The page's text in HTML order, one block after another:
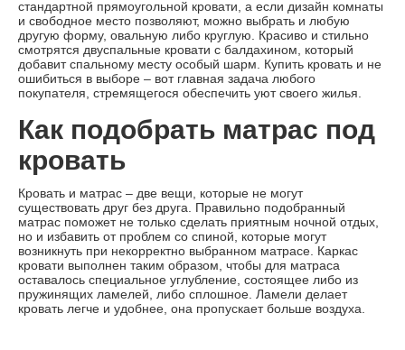
стандартной прямоугольной кровати, а если дизайн комнаты
и свободное место позволяют, можно выбрать и любую
другую форму, овальную либо круглую. Красиво и стильно
смотрятся двуспальные кровати с балдахином, который
добавит спальному месту особый шарм. Купить кровать и не
ошибиться в выборе – вот главная задача любого
покупателя, стремящегося обеспечить уют своего жилья.
Как подобрать матрас под
кровать
Кровать и матрас – две вещи, которые не могут
существовать друг без друга. Правильно подобранный
матрас поможет не только сделать приятным ночной отдых,
но и избавить от проблем со спиной, которые могут
возникнуть при некорректно выбранном матрасе. Каркас
кровати выполнен таким образом, чтобы для матраса
оставалось специальное углубление, состоящее либо из
пружинящих ламелей, либо сплошное. Ламели делает
кровать легче и удобнее, она пропускает больше воздуха.